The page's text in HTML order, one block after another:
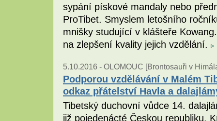
sypání pískové mandaly nebo
ProTibet. Smyslem letošního
mnišky studující v klášteře
na zlepšení kvality jejich vzdělání.
5.10.2016 - OLOMOUC [Brontosauři v
Podporou vzdělávání v Malém
odkaz přátelství Havla a
Tibetský duchovní vůdce 14.
již pojedenácté Českou republiku.